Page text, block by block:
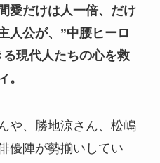
愛だけは人一倍、だけ
人公が、”中腰ヒーロ
現代人たちの心を救
。
や、勝地涼さん、松嶋
優陣が勢揃いしてい